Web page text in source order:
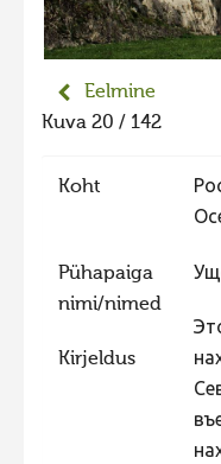
Liikuvad kuvad
Hiite kuvavõistlus
Liikuvad kuvad
Hiite kuvavõistlus
Hiite kuvavõistlus
Liikuvad kuvad
Eelmine
Kuva 20 / 142
Koht
Pühapaiga
nimi/nimed
Kirjeldus